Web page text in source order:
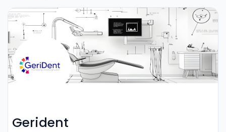
Gerident